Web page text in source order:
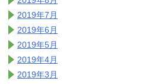
2019年7月
2019年6月
2019年5月
2019年4月
2019年3月